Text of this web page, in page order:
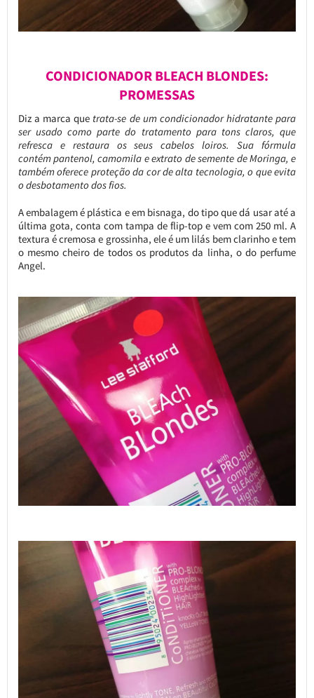
CONDICIONADOR BLEACH BLONDES:
PROMESSAS
Diz a marca que trata-se de um condicionador hidratante para
ser usado como parte do tratamento para tons claros, que
refresca e restaura os seus cabelos loiros. Sua fórmula
contém pantenol, camomila e extrato de semente de Moringa, e
também oferece proteção da cor de alta tecnologia, o que evita
o desbotamento dos fios.
A embalagem é plástica e em bisnaga, do tipo que dá usar até a
última gota, conta com tampa de flip-top e vem com 250 ml. A
textura é cremosa e grossinha, ele é um lilás bem clarinho e tem
o mesmo cheiro de todos os produtos da linha, o do perfume
Angel.